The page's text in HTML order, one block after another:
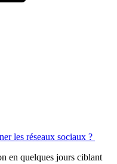
les réseaux sociaux ?
en quelques jours ciblant